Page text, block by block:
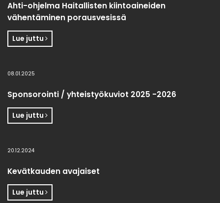
Ahti-ohjelma Haitallisten kiintoaineiden
vähentäminen porausvesissä
Lue juttu
08.01.2025
Sponsorointi / yhteistyökuviot 2025 -2026
Lue juttu
20.12.2024
Kevätkauden avajaiset
Lue juttu